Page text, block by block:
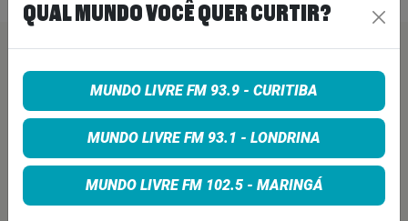
PEÇA SUA MÚSICA
Quer sugerir uma música para rolar na minha
programação? É só preencher os campos abaixo:
QUAL MUNDO VOCÊ QUER CURTIR?
MUNDO LIVRE FM 93.9 - CURITIBA
MUNDO LIVRE FM 93.1 - LONDRINA
MUNDO LIVRE FM 102.5 - MARINGÁ